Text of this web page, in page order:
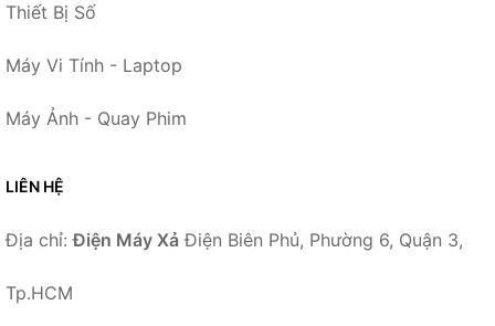
Thiết Bị Số
Máy Vi Tính - Laptop
Máy Ảnh - Quay Phim
LIÊN HỆ
Địa chỉ:Điện Máy Xả Điện Biên Phủ, Phường 6, Quận 3,
Tp.HCM